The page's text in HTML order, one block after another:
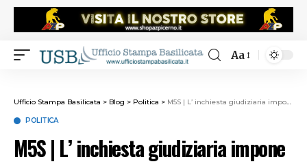
Aa
Ufficio Stampa Basilicata > Blog > Politica > M5S | L’ inchiesta giudiziaria impone riflessione sul consociativismo
POLITICA
M5S | L’ inchiesta giudiziaria impone